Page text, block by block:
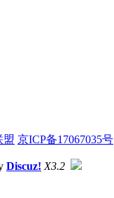
盟 京ICP备17067035号
Discuz! X3.2